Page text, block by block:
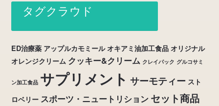
タグクラウド
ED治療薬 アップルカモミール オキアミ油加工食品 オリジナル
オレンジクリーム クッキー&クリーム クレイパック グルコサミ
ン加工食品 サプリメント サーモティー スト
ロベリー スポーツ・ニュートリション セット商品